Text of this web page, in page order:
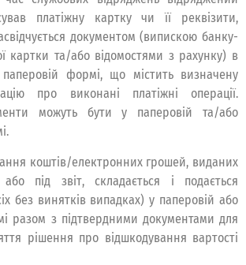
платіжну картку чи її реквізити,
документом (випискою банку-
картки та/або відомостями з рахунку) в
формі, що містить визначену
про виконані платіжні операції.
можуть бути у паперовій та/або
коштів/електронних грошей, виданих
під звіт, складається і подається
без винятків випадках) у паперовій або
разом з підтвердними документами для
рішення про відшкодування вартості